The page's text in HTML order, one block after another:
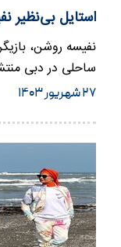
استایل
نفیسه روشن،
ساحلی در دبی
۲۷ شهریور ۱۴۰۳